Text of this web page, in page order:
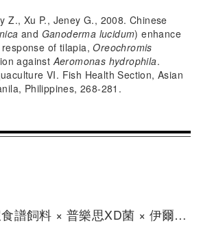
Z., Xu P., Jeney G., 2008. Chinese
and Ganoderma lucidum) enhance
response of tilapia,Oreochromis
againstAeromonas hydrophila.
VI. Fish Health Section, Asian
Philippines, 268-281.
譜飼料 × 普樂思XD菌 × 伊爾過